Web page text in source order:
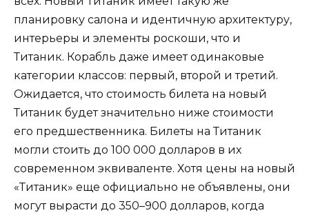
планировку салона и идентичную архитектуру,
интерьеры и элементы роскоши, что и
Титаник. Корабль даже имеет одинаковые
категории классов: первый, второй и третий.
Ожидается, что стоимость билета на новый
Титаник будет значительно ниже стоимости
его предшественника. Билеты на Титаник
могли стоить до 100 000 долларов в их
современном эквиваленте. Хотя цены на новый
«Титаник» еще официально не объявлены, они
могут вырасти до 350–900 долларов, когда